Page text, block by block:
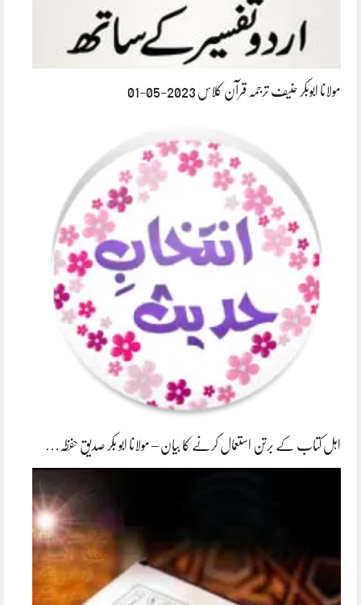
مولانا ابوبکر حنیف ترجمہ قرآن کلاس 2023-05-01
اہل کتاب کے برتن استعمال کرنے کا بیان – مولانا ابو بکر صدیق حفظہ…